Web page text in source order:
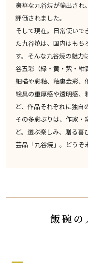
豪華な九谷焼が輸出され
評価されました。
そして現在。日常使いで
た九谷焼は、国内はもち
す。そんな九谷焼の魅力
谷五彩（緑・黄・紫・紺
細描や彩釉、釉裏金彩、
絵具の重厚感や透明感、
ど、作品それぞれに独自
その多彩ぶりは、作家・
ど。選ぶ楽しみ、贈る
芸品「九谷焼」。どうぞ
飯碗の